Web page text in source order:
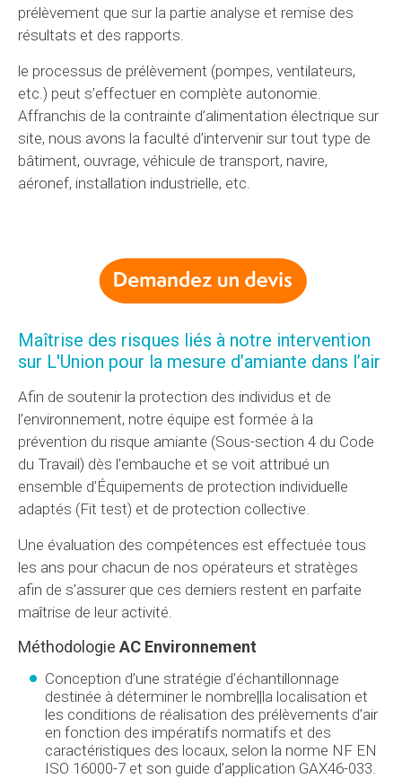
prélèvement que sur la partie analyse et remise des
résultats et des rapports.
le processus de prélèvement (pompes, ventilateurs,
etc.) peut s’effectuer en complète autonomie.
Affranchis de la contrainte d’alimentation électrique sur
site, nous avons la faculté d’intervenir sur tout type de
bâtiment, ouvrage, véhicule de transport, navire,
aéronef, installation industrielle, etc.
Maîtrise des risques liés à notre intervention
sur L'Union pour la mesure d’amiante dans l’air
Afin de soutenir la protection des individus et de
l’environnement, notre équipe est formée à la
prévention du risque amiante (Sous-section 4 du Code
du Travail) dès l’embauche et se voit attribué un
ensemble d’Équipements de protection individuelle
adaptés (Fit test) et de protection collective.
Une évaluation des compétences est effectuée tous
les ans pour chacun de nos opérateurs et stratèges
afin de s’assurer que ces derniers restent en parfaite
maîtrise de leur activité.
Méthodologie AC Environnement
Conception d’une stratégie d’échantillonnage
destinée à déterminer le nombre||la localisation et
les conditions de réalisation des prélèvements d’air
en fonction des impératifs normatifs et des
caractéristiques des locaux, selon la norme NF EN
ISO 16000-7 et son guide d’application GAX46-033.